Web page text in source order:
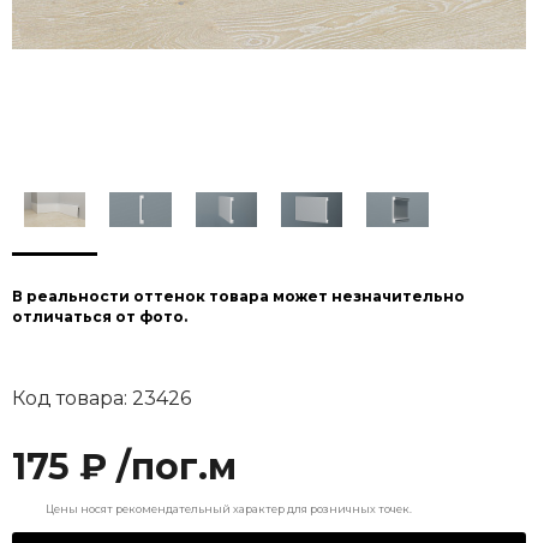
В реальности оттенок товара может незначительно
отличаться от фото.
Код товара: 23426
175 ₽ /пог.м
Цены носят рекомендательный характер для розничных точек.